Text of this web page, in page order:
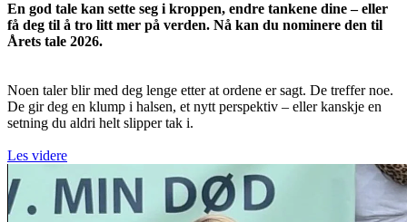
En god tale kan sette seg i kroppen, endre tankene dine – eller
få deg til å tro litt mer på verden. Nå kan du nominere den til
Årets tale 2026.
Noen taler blir med deg lenge etter at ordene er sagt. De treffer noe.
De gir deg en klump i halsen, et nytt perspektiv – eller kanskje en
setning du aldri helt slipper tak i.
Les videre